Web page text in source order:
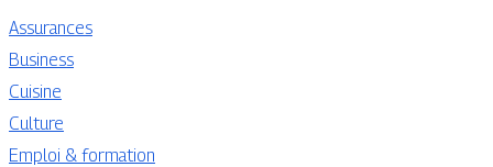
Assurances
Business
Cuisine
Culture
Emploi & formation